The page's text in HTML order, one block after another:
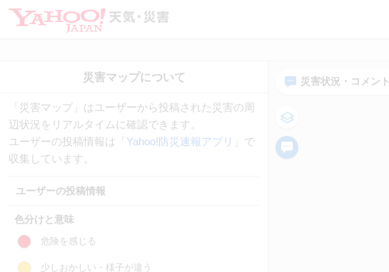
災害状況・コメント
「災害マップ」はユーザーから投稿された災害の周
辺状況をリアルタイムに確認できます。
ユーザーの投稿情報は「 Yahoo!防災速報アプリ
」で
収集しています。
ユーザーの投稿情報
色分けと意味
危険を感じる
少しおかしい・様子が違う